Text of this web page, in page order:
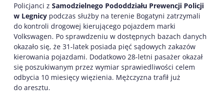
Policjanci z Samodzielnego Pododdziału Prewencji Policji
w Legnicy podczas służby na terenie Bogatyni zatrzymali
do kontroli drogowej kierującego pojazdem marki
Volkswagen. Po sprawdzeniu w dostępnych bazach danych
okazało się, że 31-latek posiada pięć sądowych zakazów
kierowania pojazdami. Dodatkowo 28-letni pasażer okazał
się poszukiwanym przez wymiar sprawiedliwości celem
odbycia 10 miesięcy więzienia. Mężczyzna trafił już
do aresztu.